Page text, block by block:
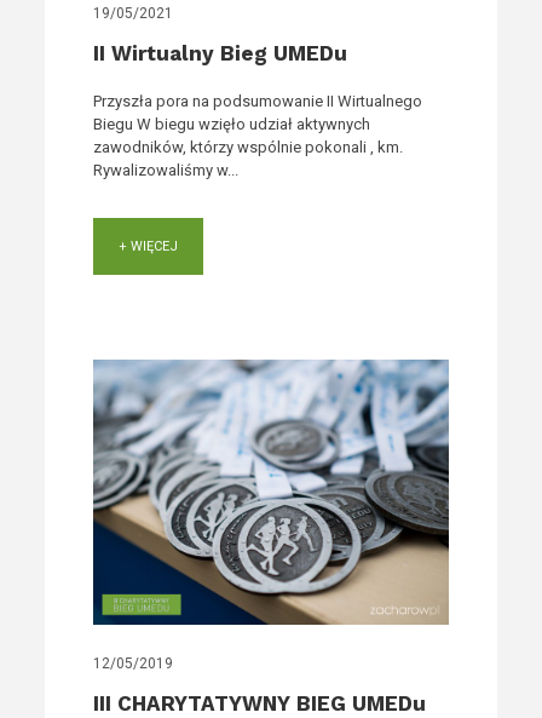
19/05/2021
II Wirtualny Bieg UMEDu
Przyszła pora na podsumowanie II Wirtualnego
Biegu W biegu wzięło udział aktywnych
zawodników, którzy wspólnie pokonali , km.
Rywalizowaliśmy w...
+ WIĘCEJ
12/05/2019
III CHARYTATYWNY BIEG UMEDu